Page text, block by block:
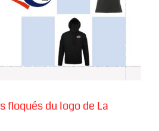
floqués du logo de La